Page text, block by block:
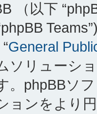
（以下
General
ソリューシ
。phpBBソ
ョンをより